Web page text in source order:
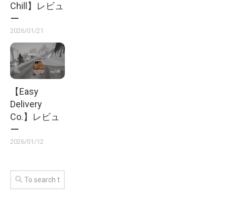
Chill】レビュ
ー
2026/01/21
【Easy
Delivery
Co.】レビュ
ー
2026/01/12